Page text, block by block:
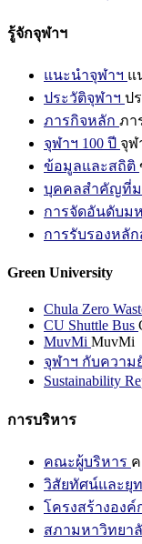
รู้จักจุฬาฯ
แนะนำจุฬาฯ แ
ประวัติจุฬาฯ ป
ภารกิจหลัก ภา
จุฬาฯ 100 ปี จุฬ
ข้อมูลและสถิติ
บุคคลสำคัญที่ม
การจัดอันดับม
การรับรองหลัก
Green University
Chula Zero
CU Shuttle Bus
MuvMi MuvMi
จุฬาฯ กับความ
Sustainability
การบริหาร
คณะผู้บริหาร
วิสัยทัศน์และยุ
โครงสร้างองค์
สภามหาวิทยา